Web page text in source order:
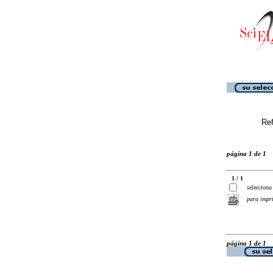
página 1 de 1
1 / 1
selecciona
para
página 1 de 1